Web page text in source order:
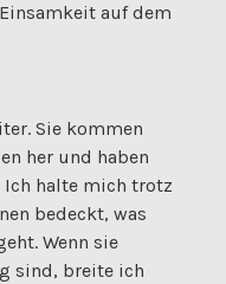
auf dem
Sie kommen
her und haben
Ich halte mich trotz
bedeckt, was
Wenn sie
sind, breite ich